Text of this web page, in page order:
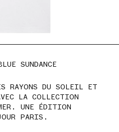
SUNDANCE
RAYONS DU SOLEIL ET
LA COLLECTION
UNE ÉDITION
PARIS.